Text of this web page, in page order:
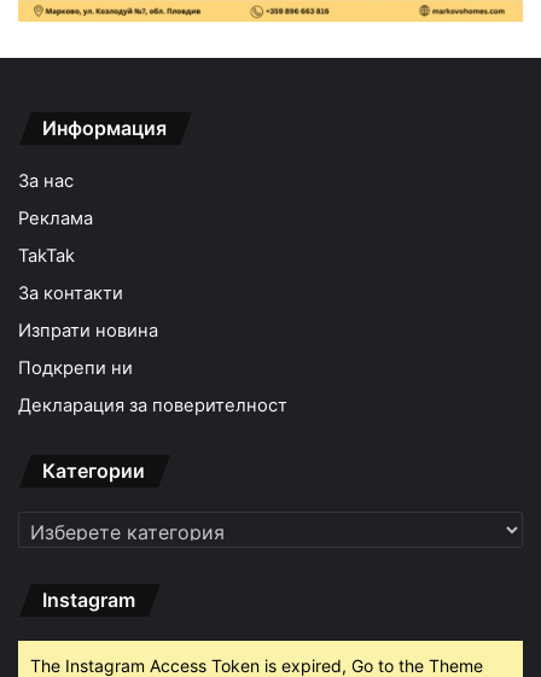
Информация
За нас
Реклама
TakTak
За контакти
Изпрати новина
Подкрепи ни
Декларация за поверителност
Категории
Категории
Instagram
The Instagram Access Token is expired, Go to the Theme